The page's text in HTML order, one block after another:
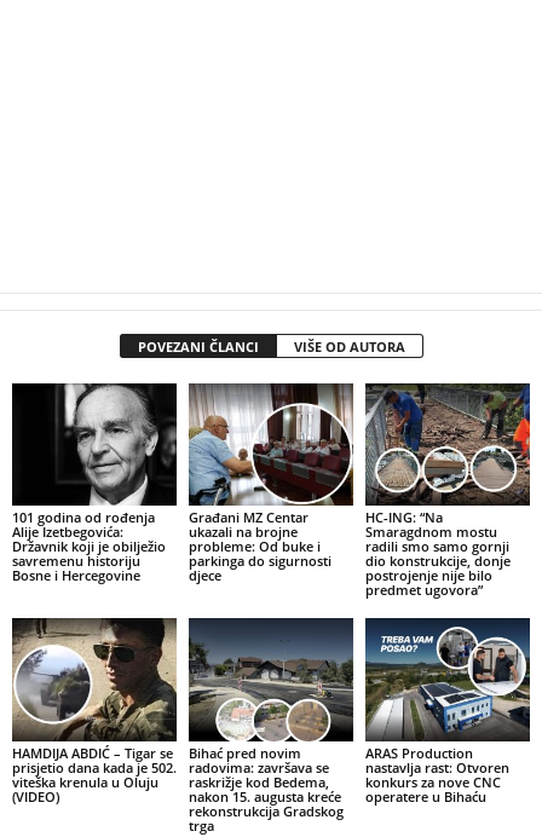
POVEZANI ČLANCI VIŠE OD AUTORA
101 godina od rođenja
Alije Izetbegovića:
Državnik koji je obilježio
savremenu historiju
Bosne i Hercegovine
Građani MZ Centar
ukazali na brojne
probleme: Od buke i
parkinga do sigurnosti
djece
HC-ING: “Na
Smaragdnom mostu
radili smo samo gornji
dio konstrukcije, donje
postrojenje nije bilo
predmet ugovora”
HAMDIJA ABDIĆ – Tigar se
prisjetio dana kada je 502.
viteška krenula u Oluju
(VIDEO)
Bihać pred novim
radovima: završava se
raskrižje kod Bedema,
nakon 15. augusta kreće
rekonstrukcija Gradskog
trga
ARAS Production
nastavlja rast: Otvoren
konkurs za nove CNC
operatere u Bihaću